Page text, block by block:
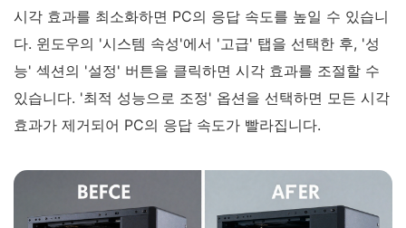
시각 효과를 최소화하면 PC의 응답 속도를 높일 수 있습니
다. 윈도우의 '시스템 속성'에서 '고급' 탭을 선택한 후, '성
능' 섹션의 '설정' 버튼을 클릭하면 시각 효과를 조절할 수
있습니다. '최적 성능으로 조정' 옵션을 선택하면 모든 시각
효과가 제거되어 PC의 응답 속도가 빨라집니다.